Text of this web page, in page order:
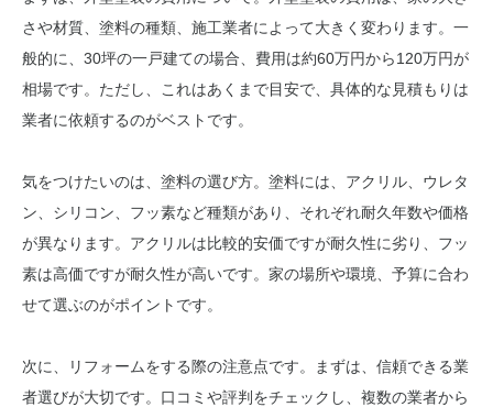
さや材質、塗料の種類、施工業者によって大きく変わります。一
般的に、30坪の一戸建ての場合、費用は約60万円から120万円が
相場です。ただし、これはあくまで目安で、具体的な見積もりは
業者に依頼するのがベストです。
気をつけたいのは、塗料の選び方。塗料には、アクリル、ウレタ
ン、シリコン、フッ素など種類があり、それぞれ耐久年数や価格
が異なります。アクリルは比較的安価ですが耐久性に劣り、フッ
素は高価ですが耐久性が高いです。家の場所や環境、予算に合わ
せて選ぶのがポイントです。
次に、リフォームをする際の注意点です。まずは、信頼できる業
者選びが大切です。口コミや評判をチェックし、複数の業者から